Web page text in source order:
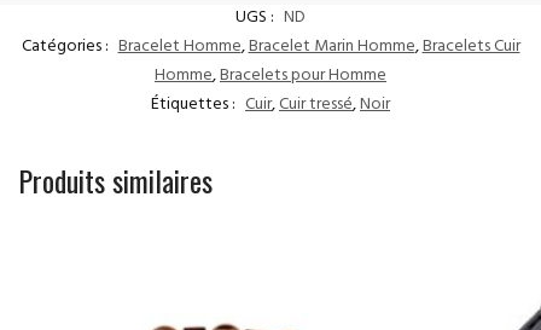
UGS : ND
Catégories : Bracelet Homme,Bracelet Marin Homme,Bracelets Cuir
Homme,Bracelets pour Homme
Étiquettes : Cuir,Cuir tressé,Noir
Produits similaires